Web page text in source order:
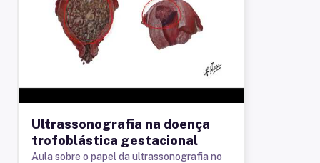
Ultrassonografia na doença
trofoblástica gestacional
Aula sobre o papel da ultrassonografia no